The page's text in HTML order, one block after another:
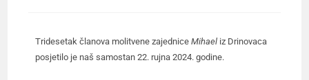
Tridesetak članova molitvene zajedniceMihael iz Drinovaca
posjetilo je naš samostan 22. rujna 2024. godine.